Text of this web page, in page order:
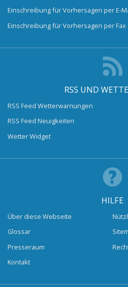
Einschreibung für Vorhersagen per E-
Einschreibung für Vorhersagen per Fax
RSS UND
RSS Feed Wetterwarnungen
RSS Feed Neuigkeiten
Wetter Widget
HILFE
Über diese Webseite
Glossar
Presseraum
Kontakt